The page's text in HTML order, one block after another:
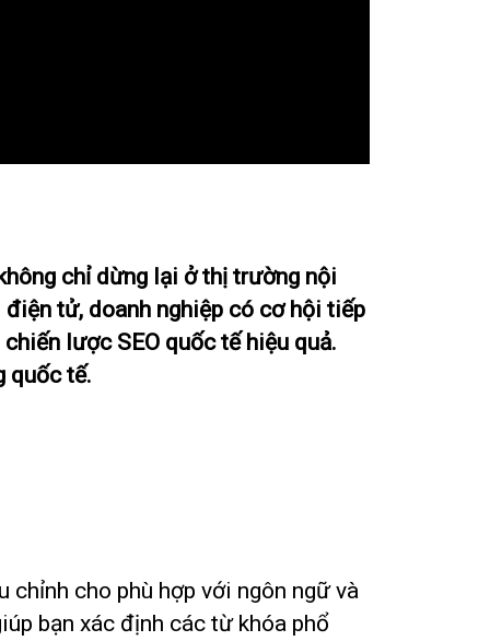
chỉ dừng lại ở thị trường nội
tử, doanh nghiệp có cơ hội tiếp
lược SEO quốc tế hiệu quả.
quốc tế.
cho phù hợp với ngôn ngữ và
bạn xác định các từ khóa phổ